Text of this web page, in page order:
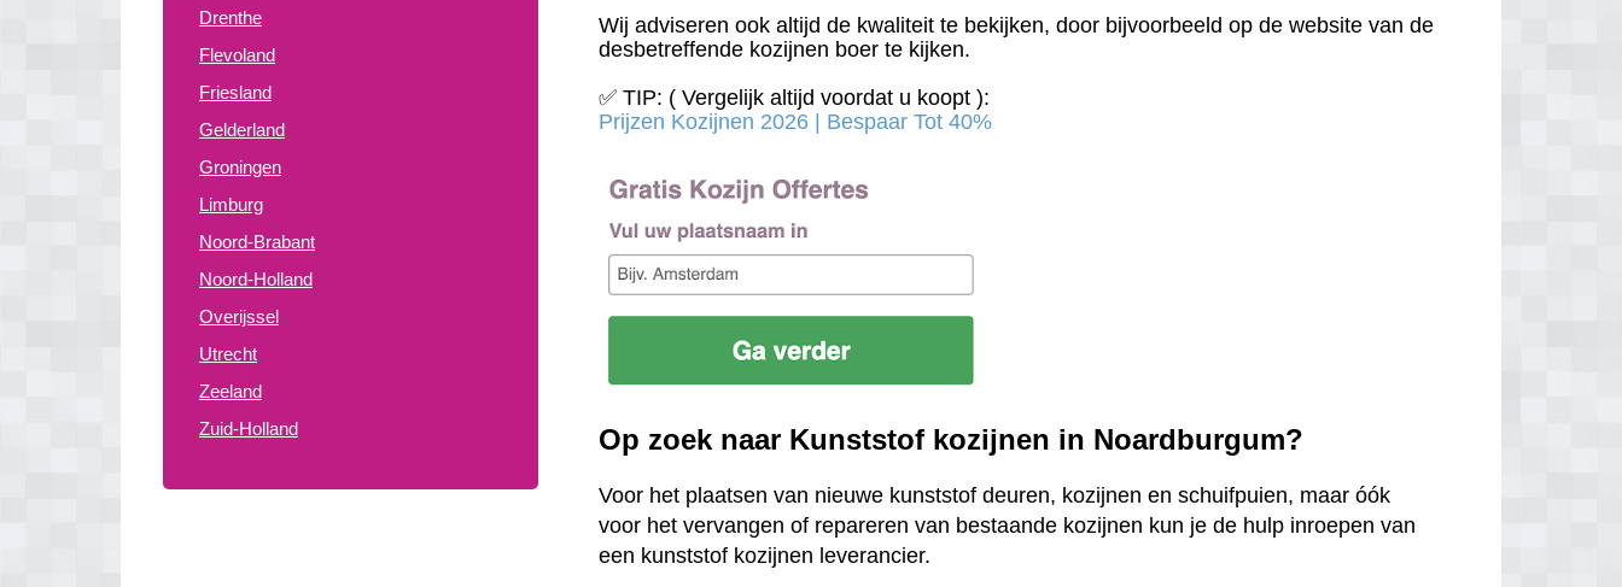
Drenthe
Flevoland
Friesland
Gelderland
Groningen
Limburg
Noord-Brabant
Noord-Holland
Overijssel
Utrecht
Zeeland
Zuid-Holland
Wij adviseren ook altijd de kwaliteit te bekijken, door bijvoorbeeld op de website van de
desbetreffende kozijnen boer te kijken.
✅ TIP: ( Vergelijk altijd voordat u koopt ):
Prijzen Kozijnen 2026 | Bespaar Tot 40%‎
Op zoek naar Kunststof kozijnen in Noardburgum?
Voor het plaatsen van nieuwe kunststof deuren, kozijnen en schuifpuien, maar óók
voor het vervangen of repareren van bestaande kozijnen kun je de hulp inroepen van
een kunststof kozijnen leverancier.